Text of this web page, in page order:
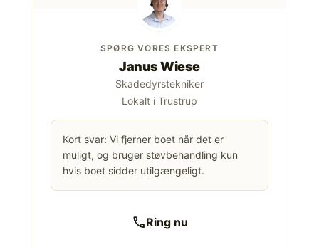
SPØRG VORES EKSPERT
Janus Wiese
Skadedyrstekniker
Lokalt i Trustrup
Kort svar: Vi fjerner boet når det er
muligt, og bruger støvbehandling kun
hvis boet sidder utilgængeligt.
callRing nu